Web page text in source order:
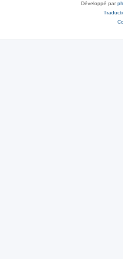
Développé par